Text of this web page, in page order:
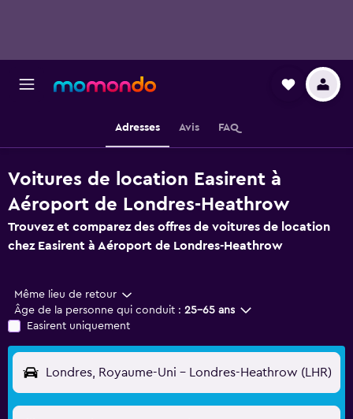
Adresses Avis FAQ
Voitures de location Easirent à
Aéroport de Londres-Heathrow
Trouvez et comparez des offres de voitures de location
chez Easirent à Aéroport de Londres-Heathrow
Même lieu de retour
Âge de la personne qui conduit : 25-65 ans
Easirent uniquement
Londres, Royaume-Uni - Londres-Heathrow (LHR)